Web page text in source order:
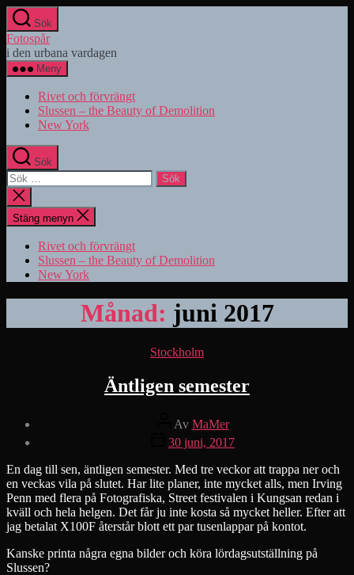
Hoppa
till
innehåll
Sök
Fotospår
i den urbana vardagen
Meny
Rivet och förvrängt
Slussen – the Beauty of Demolition
New York
Sök
Sök
efter:
Stäng
sökningen
Stäng menyn
Rivet och förvrängt
Slussen – the Beauty of Demolition
New York
Månad: juni 2017
Kategorier
Stockholm
Äntligen semester
Inläggsförfattare
Av MaMer
Inläggsdatum
30 juni, 2017
En dag till sen, äntligen semester. Med tre veckor att trappa ner och
en veckas vila på slutet. Har lite planer, inte mycket alls, men Irving
Penn med flera på Fotografiska, Street festivalen i Kungsan redan i
kväll och hela helgen. Det får ju inte kosta så mycket heller. Efter att
jag betalat X100F återstår blott ett par tusenlappar på kontot.
Kanske printa några egna bilder och köra lördagsutställning på
Slussen?